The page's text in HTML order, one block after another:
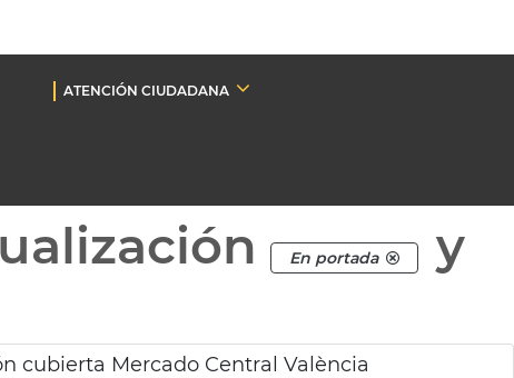
ATENCIÓN CIUDADANA
En portada
y
cubierta Mercado Central València